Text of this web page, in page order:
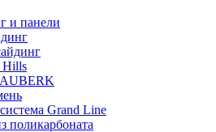
и панели
Hills
Grand Line
поликарбоната